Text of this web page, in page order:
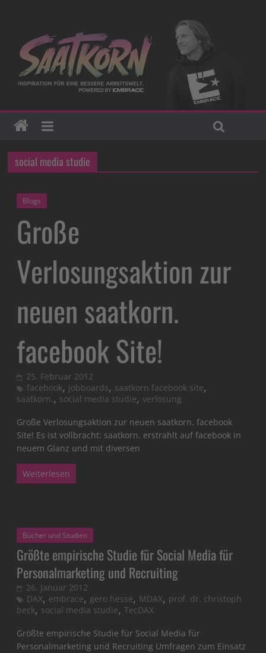
social media studie
Blogs
Große
Verlosungsaktion zur
neuen saatkorn.
facebook Site!
25. Februar 2012
facebook, jobboards, saatkorn facebook site,
saatkorn., social media studie,verlosung
Große Verlosungsaktion zur neuen saatkorn. facebook
Site! Es ist vollbracht: saatkorn. erstrahlt auf facebook in
neuem Glanz und mit diversen
Weiterlesen
Bücher und Studien
Größte empirische Studie für Social Media für
Personalmarketing und Recruiting
26. Januar 2012
DAX, embrace, gero hesse, MDAX, prof. dr. christoph
beck, social media studie,TecDAX
Größte empirische Studie für Social Media für
Personalmarketing und Recruiting Umfragen zum Einsatz